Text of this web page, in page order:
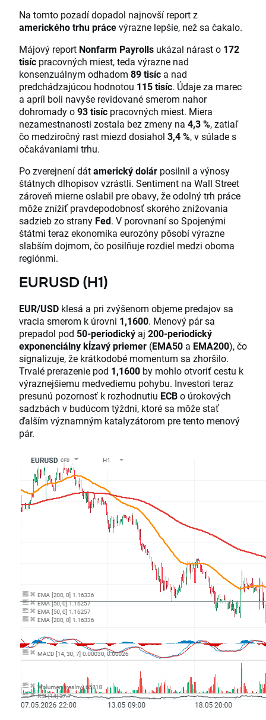
Na tomto pozadí dopadol najnovší report z
amerického trhu prácevýrazne lepšie, než sa čakalo.
Májový report Nonfarm Payrolls ukázal nárast o 172
tisíc pracovných miest, teda výrazne nad
konsenzuálnym odhadom 89 tisíc a nad
predchádzajúcou hodnotou 115 tisíc. Údaje za marec
a apríl boli navyše revidované smerom nahor
dohromady o93 tisíc pracovných miest. Miera
nezamestnanosti zostala bez zmeny na 4,3 %, zatiaľ
čo medziročný rast miezd dosiahol 3,4 %, v súlade s
očakávaniami trhu.
Po zverejnení dátamerický dolár posilnil a výnosy
štátnych dlhopisov vzrástli. Sentiment na Wall Street
zároveň mierne oslabil pre obavy, že odolný trh práce
môže znížiť pravdepodobnosť skorého znižovania
sadzieb zo strany Fed. V porovnaní so Spojenými
štátmi teraz ekonomika eurozóny pôsobí výrazne
slabším dojmom, čo posilňuje rozdiel medzi oboma
regiónmi.
EURUSD (H1)
EUR/USD klesá a pri zvýšenom objeme predajov sa
vracia smerom k úrovni 1,1600. Menový pár sa
prepadol pod 50-periodický aj 200-periodický
exponenciálny kĺzavý priemer (EMA50 a EMA200), čo
signalizuje, že krátkodobé momentum sa zhoršilo.
Trvalé prerazenie pod 1,1600 by mohlo otvoriť cestu k
výraznejšiemu medvediemu pohybu. Investori teraz
presunú pozornosť k rozhodnutiu ECBo úrokových
sadzbách v budúcom týždni, ktoré sa môže stať
ďalším významným katalyzátorom pre tento menový
pár.